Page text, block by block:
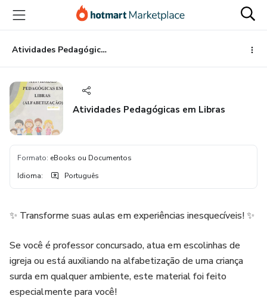
para
conteúdo
principal
para
pagamento
para
rodapé
Atividades Pedagógicas em Libras
Atividades Pedagógicas em Libras
Formato: eBooks ou Documentos
Idioma: Português
✨ Transforme suas aulas em experiências inesquecíveis! ✨
Se você é professor concursado, atua em escolinhas de
igreja ou está auxiliando na alfabetização de uma criança
surda em qualquer ambiente, este material foi feito
especialmente para você!